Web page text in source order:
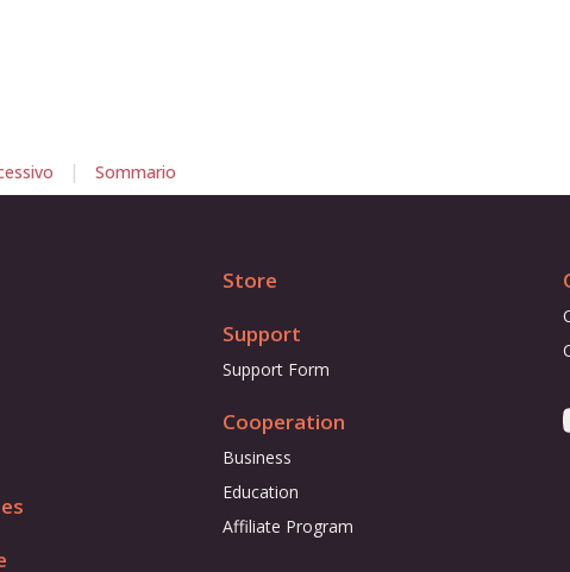
| Sommario
Store
Support
Support Form
Cooperation
Business
Education
Affiliate Program